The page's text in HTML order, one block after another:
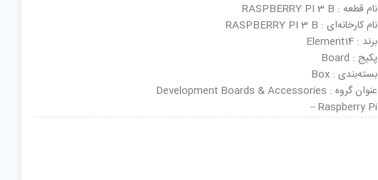
نام قطعه : RASPBERRY PI 3 B
نام کارخانه‌ای : RASPBERRY PI 3 B
برند : Element14
پکیج : Board
بسته‌بندی : Box
عنوان گروه : Development Boards & Accessories
– Raspberry Pi